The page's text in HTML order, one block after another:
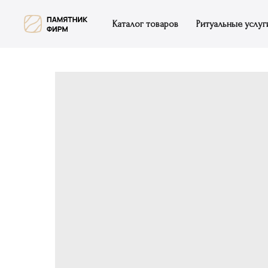
Каталог товаров Ритуальные